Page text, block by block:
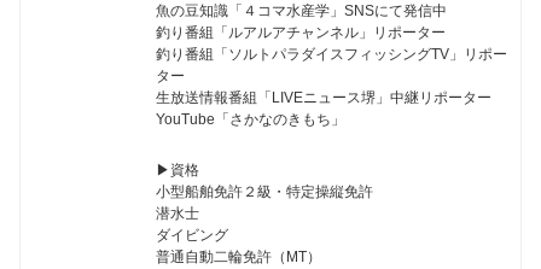
魚の豆知識「４コマ水産学」SNSにて発信中
釣り番組「ルアルアチャンネル」リポーター
釣り番組「ソルトパラダイスフィッシングTV」リポー
ター
生放送情報番組「LIVEニュース堺」中継リポーター
YouTube「さかなのきもち」
▶︎資格
小型船舶免許２級・特定操縦免許
潜水士
ダイビング
普通自動二輪免許（MT）